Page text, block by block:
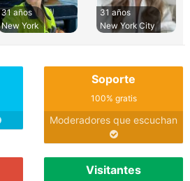
31 años
New York
31 años
New York City
Soporte
100% gratis
Moderadores que escuchan
Visitantes